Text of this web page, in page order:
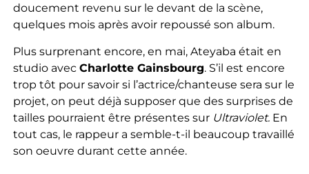
doucement revenu sur le devant de la scène,
quelques mois après avoir repoussé son album.
Plus surprenant encore, en mai, Ateyaba était en
studio avec Charlotte Gainsbourg. S’il est encore
trop tôt pour savoir si l’actrice/chanteuse sera sur le
projet, on peut déjà supposer que des surprises de
tailles pourraient être présentes sur Ultraviolet. En
tout cas, le rappeur a semble-t-il beaucoup travaillé
son oeuvre durant cette année.